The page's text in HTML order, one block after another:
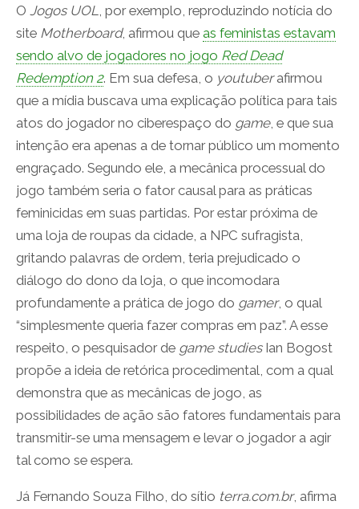
O Jogos UOL , por exemplo, reproduzindo notícia do
site Motherboard, afirmou que as feministas estavam
sendo alvo de jogadores no jogo Red Dead
Redemption 2. Em sua defesa, o youtuberafirmou
que a mídia buscava uma explicação política para tais
atos do jogador no ciberespaço do game, e que sua
intenção era apenas a de tornar público um momento
engraçado. Segundo ele, a mecânica processual do
jogo também seria o fator causal para as práticas
feminicidas em suas partidas. Por estar próxima de
uma loja de roupas da cidade, a NPC sufragista,
gritando palavras de ordem, teria prejudicado o
diálogo do dono da loja, o que incomodara
profundamente a prática de jogo do gamer, o qual
“simplesmente queria fazer compras em paz”. A esse
respeito, o pesquisador de game studiesIan Bogost
propõe a ideia de retórica procedimental, com a qual
demonstra que as mecânicas de jogo, as
possibilidades de ação são fatores fundamentais para
transmitir-se uma mensagem e levar o jogador a agir
tal como se espera.
Já Fernando Souza Filho, do sítio terra.com.br, afirma